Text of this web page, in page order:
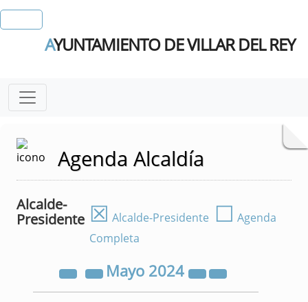
AYUNTAMIENTO DE VILLAR DEL REY
Agenda Alcaldía
Alcalde-
Presidente ☒ Alcalde-Presidente ☐ Agenda
Completa
Mayo 2024